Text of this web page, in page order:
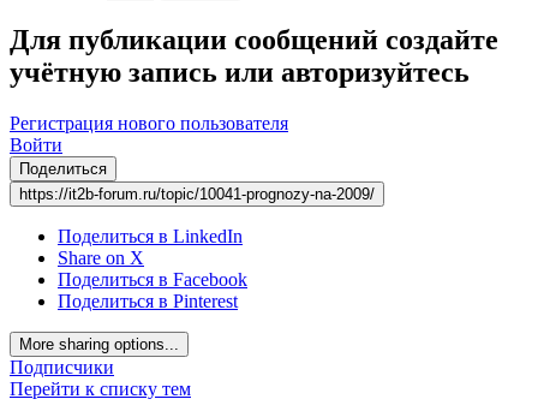
Для публикации сообщений создайте
учётную запись или авторизуйтесь
Регистрация нового пользователя
Войти
Поделиться
https://it2b-forum.ru/topic/10041-prognozy-na-2009/
Поделиться в LinkedIn
Share on X
Поделиться в Facebook
Поделиться в Pinterest
More sharing options...
Подписчики
Перейти к списку тем